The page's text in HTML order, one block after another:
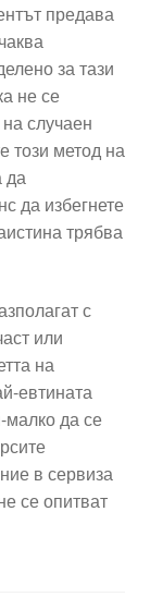
предава
за тази
не се
случаен
този метод на
да
да избегнете
трябва
с
или
на
евтината
малко да се
в сервиза
се опитват